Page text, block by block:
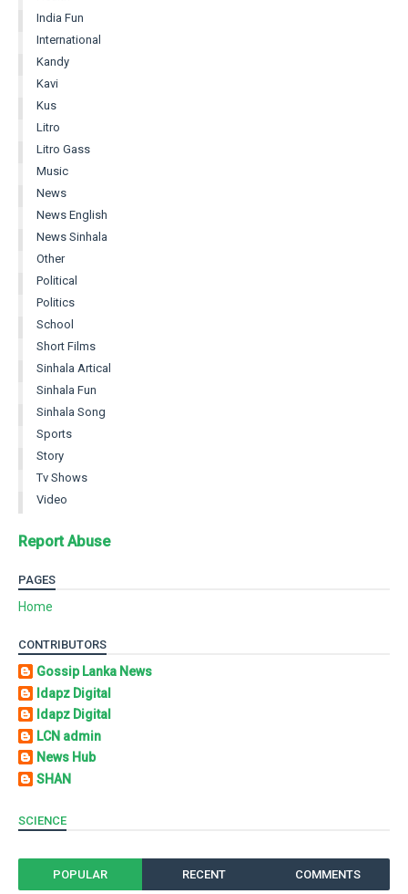
India Fun
International
Kandy
Kavi
Kus
Litro
Litro Gass
Music
News
News English
News Sinhala
Other
Political
Politics
School
Short Films
Sinhala Artical
Sinhala Fun
Sinhala Song
Sports
Story
Tv Shows
Video
Report Abuse
PAGES
Home
CONTRIBUTORS
Gossip Lanka News
Idapz Digital
Idapz Digital
LCN admin
News Hub
SHAN
SCIENCE
POPULAR RECENT COMMENTS